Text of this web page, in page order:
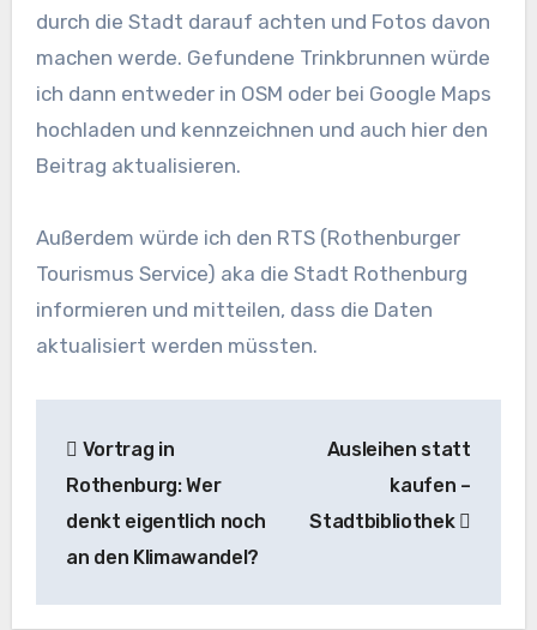
durch die Stadt darauf achten und Fotos davon
machen werde. Gefundene Trinkbrunnen würde
ich dann entweder in OSM oder bei Google Maps
hochladen und kennzeichnen und auch hier den
Beitrag aktualisieren.
Außerdem würde ich den RTS (Rothenburger
Tourismus Service) aka die Stadt Rothenburg
informieren und mitteilen, dass die Daten
aktualisiert werden müssten.
Vortrag in
Rothenburg: Wer
denkt eigentlich noch
an den Klimawandel?
Ausleihen statt
kaufen –
Stadtbibliothek